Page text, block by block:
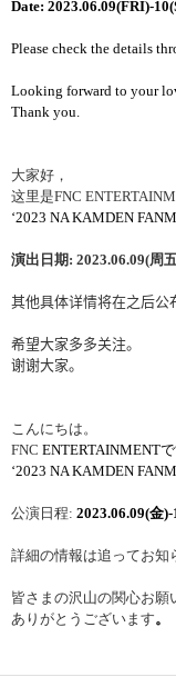
Date: 2023.06.09(FRI)-
Please check the details
Looking forward to your
Thank you.
大家好，
这里是FNC
‘2023 NA KAMDEN
演出日期: 2023.06.09(周
其他具体详情将在之后公
希望大家多多关注。
谢谢大家。
こんにちは。
FNC ENTERTAINMENTで
‘2023 NA KAMDEN
公演日程: 2023.06.09(金)-
詳細の情報は追ってお知
皆さまの沢 山の関心お願
ありがとうございます。